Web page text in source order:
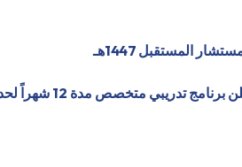
المستقبل 1447هـ
لحديثي التخرج من تخصصات القانون والأنظمة والشريعة